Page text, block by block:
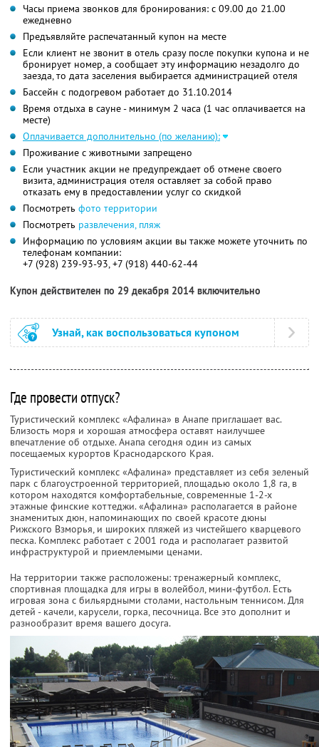
Часы приема звонков для бронирования: с 09.00 до 21.00
ежедневно
Предъявляйте распечатанный купон на месте
Если клиент не звонит в отель сразу после покупки купона и не
бронирует номер, а сообщает эту информацию незадолго до
заезда, то дата заселения выбирается администрацией отеля
Бассейн с подогревом работает до 31.10.2014
Время отдыха в сауне - минимум 2 часа (1 час оплачивается на
месте)
Оплачивается дополнительно (по желанию):
Проживание с животными запрещено
Если участник акции не предупреждает об отмене своего
визита, администрация отеля оставляет за собой право
отказать ему в предоставлении услуг со скидкой
Посмотреть фото территории
Посмотреть развлечения, пляж
Информацию по условиям акции вы также можете уточнить по
телефонам компании:
+7 (928) 239-93-93, +7 (918) 440-62-44
Купон действителен по 29 декабря 2014 включительно
Узнай, как воспользоваться купоном
Где провести отпуск?
Туристический комплекс «Афалина» в Анапе приглашает вас.
Близость моря и хорошая атмосфера оставят наилучшее
впечатление об отдыхе. Анапа сегодня один из самых
посещаемых курортов Краснодарского Края.
Туристический комплекс «Афалина» представляет из себя зеленый
парк с благоустроенной территорией, площадью около 1,8 га, в
котором находятся комфортабельные, современные 1-2-х
этажные финские коттеджи. «Афалина» располагается в районе
знаменитых дюн, напоминающих по своей красоте дюны
Рижского Взморья, и широких пляжей из чистейшего кварцевого
песка. Комплекс работает с 2001 года и располагает развитой
инфраструктурой и приемлемыми ценами.
На территории также расположены: тренажерный комплекс,
спортивная площадка для игры в волейбол, мини-футбол. Есть
игровая зона с бильярдными столами, настольным теннисом. Для
детей - качели, карусели, горка, песочница. Все это дополнит и
разнообразит время вашего досуга.